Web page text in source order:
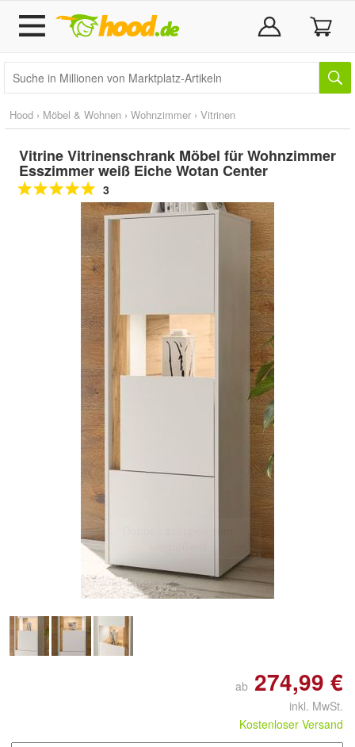
Hood › Möbel & Wohnen › Wohnzimmer › Vitrinen
Vitrine Vitrinenschrank Möbel für Wohnzimmer
Esszimmer weiß Eiche Wotan Center
3
ab 274,99 €
inkl. MwSt.
Kostenloser Versand